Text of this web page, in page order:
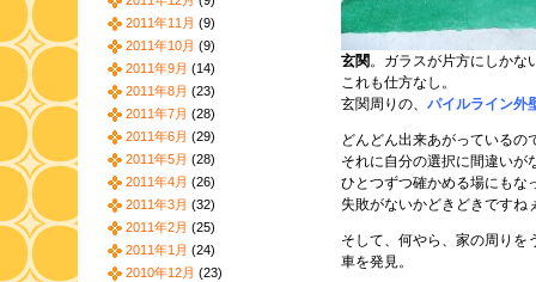
玄関。ガラスが片方にしかな
これも仕方なし。
玄関周りの、 パイルライン外
どんどん出来あがっているの
それに自分の選択に間違いが
ひとつずつ確かめる場にもな
失敗がないかどきどきですね
そして、何やら、家の周りを
車を発見。
2011年11月 (9)
2011年10月 (9)
2011年9月 (14)
2011年8月 (23)
2011年7月 (28)
2011年6月 (29)
2011年5月 (28)
2011年4月 (26)
2011年3月 (32)
2011年2月 (25)
2011年1月 (24)
2010年12月 (23)